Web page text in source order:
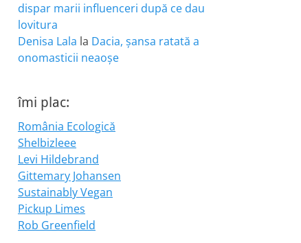
dispar marii influenceri după ce dau
lovitura
Denisa Lala la Dacia, șansa ratată a
onomasticii neaoșe
îmi plac:
România Ecologică
Shelbizleee
Levi Hildebrand
Gittemary Johansen
Sustainably Vegan
Pickup Limes
Rob Greenfield